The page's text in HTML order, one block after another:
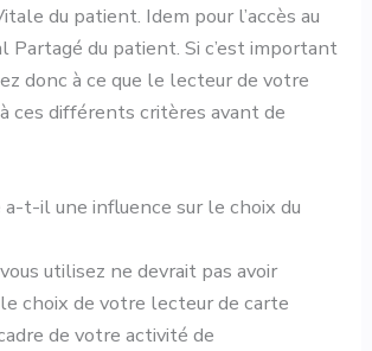
du patient. Idem pour l’accès au
Partagé du patient. Si c’est important
donc à ce que le lecteur de votre
ces différents critères avant de
t-il une influence sur le choix du
utilisez ne devrait pas avoir
le choix de votre lecteur de carte
de votre activité de